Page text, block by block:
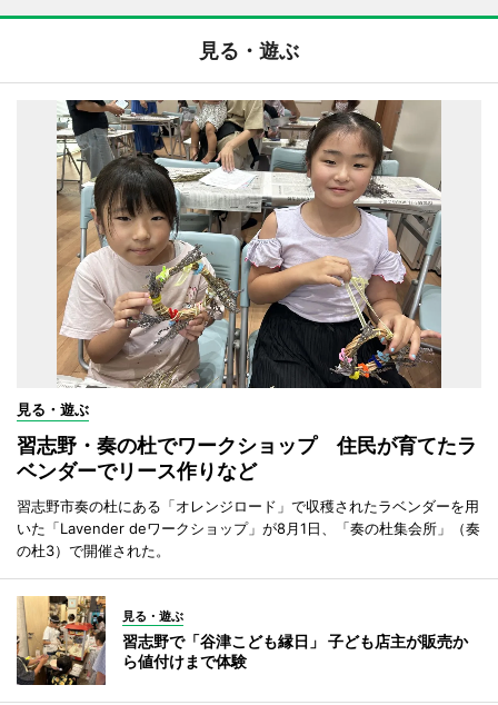
見る・遊ぶ
見る・遊ぶ
習志野・奏の杜でワークショップ 住民が育てたラ
ベンダーでリース作りなど
習志野市奏の杜にある「オレンジロード」で収穫されたラベンダーを用
いた「Lavender deワークショップ」が8月1日、「奏の杜集会所」（奏
の杜3）で開催された。
見る・遊ぶ
習志野で「谷津こども縁日」 子ども店主が販売か
ら値付けまで体験